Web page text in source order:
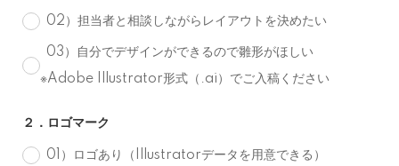
02）担当者と相談しながらレイアウトを決めたい
03）自分でデザインができるので雛形がほしい
※Adobe Illustrator形式（.ai）でご入稿ください
２．ロゴマーク
01）ロゴあり（Illustratorデータを用意できる）